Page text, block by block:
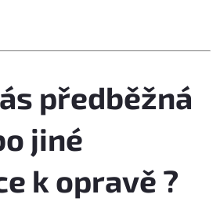
předběžná
jiné
k opravě ?